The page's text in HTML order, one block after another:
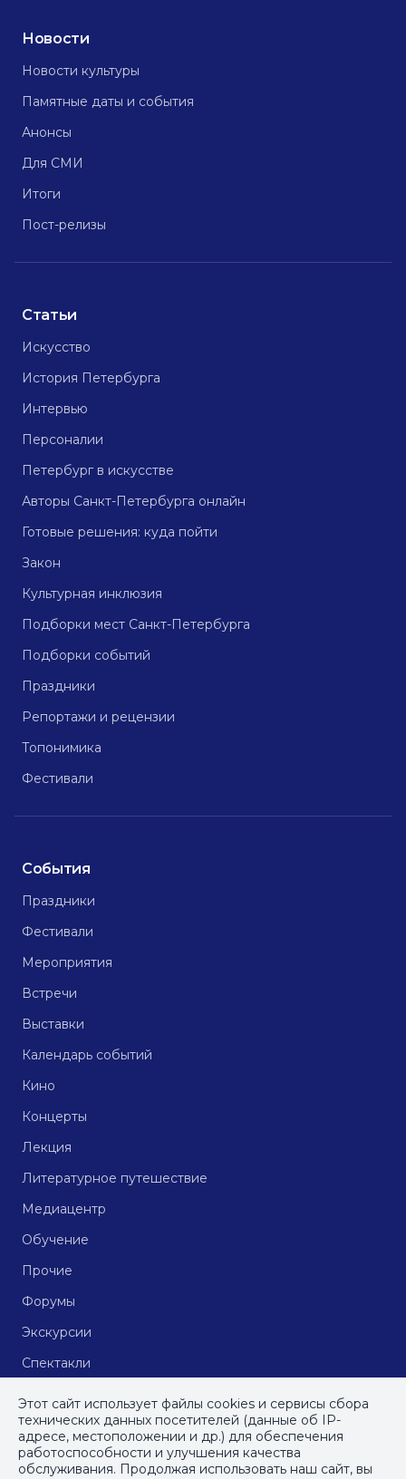
Новости
Новости культуры
Памятные даты и события
Анонсы
Для СМИ
Итоги
Пост-релизы
Статьи
Искусство
История Петербурга
Интервью
Персоналии
Петербург в искусстве
Авторы Санкт-Петербурга онлайн
Готовые решения: куда пойти
Закон
Культурная инклюзия
Подборки мест Санкт-Петербурга
Подборки событий
Праздники
Репортажи и рецензии
Топонимика
Фестивали
События
Праздники
Фестивали
Мероприятия
Встречи
Выставки
Календарь событий
Кино
Концерты
Лекция
Литературное путешествие
Медиацентр
Обучение
Прочие
Форумы
Экскурсии
Спектакли
© СПб ГБУДПО«Институт культурных программ», 2023
Этот сайт использует файлы cookies и сервисы сбора
технических данных посетителей (данные об IP-
адресе, местоположении и др.) для обеспечения
работоспособности и улучшения качества
обслуживания. Продолжая использовать наш сайт, вы